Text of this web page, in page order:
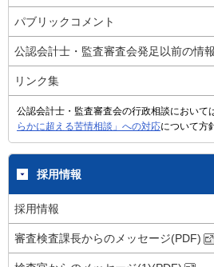
パブリックコメント
公認会計士・監査審査会発足以前の情報
リンク集
公認会計士・監査審査会の行政相談において
らかに超える苦情相談」への対応について方
採用情報
採用情報
審査検査課長からのメッセージ(PDF)